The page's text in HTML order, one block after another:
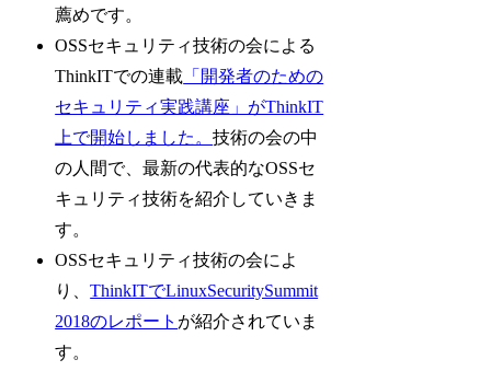
薦めです。
OSSセキュリティ技術の会による
ThinkITでの連載 「開発者のための
セキュリティ実践講座」がThinkIT
上で開始しました。技術の会の中
の人間で、最新の代表的なOSSセ
キュリティ技術を紹介していきま
す。
OSSセキュリティ技術の会によ
り、ThinkITでLinuxSecuritySummit
2018のレポート が紹介されていま
す。